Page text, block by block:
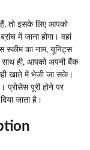
तो इसके लिए आपको
में जाना होगा। वहां
स्कीम का नाम, यूनिट्स
साथ ही, आपको अपनी बैंक
सही खाते में भेजी जा सके।
प्रोसेस पूरी होने पर
जाता है।